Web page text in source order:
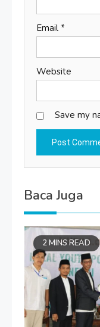
Email *
Website
Save my
Baca Juga
2 MINS READ